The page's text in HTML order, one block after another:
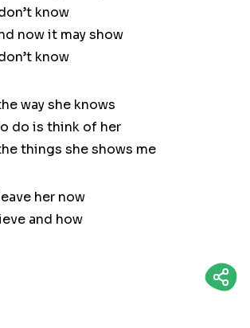
know
now it may show
know
way she knows
do is think of her
things she shows me
her now
and how